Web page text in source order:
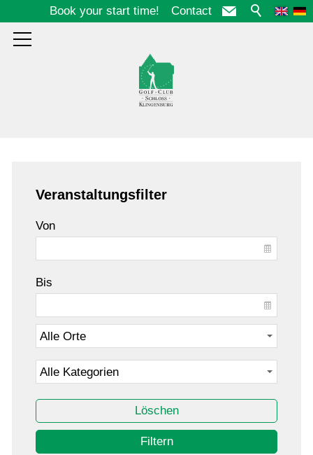
Contact
Book your start time!
Guests
Veranstaltungsfilter
Von
Bis
Löschen
Filtern